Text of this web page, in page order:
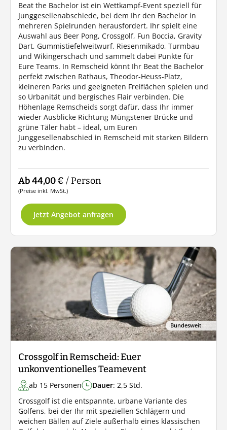
Beat the Bachelor ist ein Wettkampf-Event speziell für
Junggesellenabschiede, bei dem Ihr den Bachelor in
mehreren Spielrunden herausfordert. Ihr spielt eine
Auswahl aus Beer Pong, Crossgolf, Fun Boccia, Gravity
Dart, Gummistiefelweitwurf, Riesenmikado, Turmbau
und Wikingerschach und sammelt dabei Punkte für
Eure Teams. In Remscheid könnt Ihr Beat the Bachelor
perfekt zwischen Rathaus, Theodor-Heuss-Platz,
kleineren Parks und geeigneten Freiflächen spielen und
so Urbanität und bergisches Flair verbinden. Die
Höhenlage Remscheids sorgt dafür, dass Ihr immer
wieder Ausblicke Richtung Müngstener Brücke und
grüne Täler habt – ideal, um Euren
Junggesellenabschied in Remscheid mit starken Bildern
zu verbinden.
Ab 44,00 € / Person
(Preise inkl. MwSt.)
Jetzt Angebot anfragen
Bundesweit
Crossgolf in Remscheid: Euer
unkonventionelles Teamevent
ab 15 Personen Dauer: 2,5 Std.
Crossgolf ist die entspannte, urbane Variante des
Golfens, bei der Ihr mit speziellen Schlägern und
weichen Bällen auf Ziele außerhalb eines klassischen